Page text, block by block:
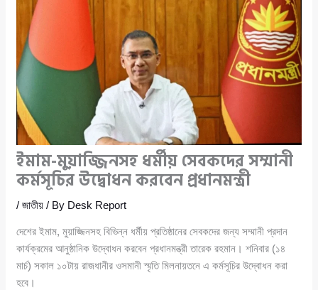
ইমাম-মুয়াজ্জিনসহ ধর্মীয় সেবকদের সম্মানী
কর্মসূচির উদ্বোধন করবেন প্রধানমন্ত্রী
/জাতীয় / By Desk Report
দেশের ইমাম, মুয়াজ্জিনসহ বিভিন্ন ধর্মীয় প্রতিষ্ঠানের সেবকদের জন্য সম্মানী প্রদান
কার্যক্রমের আনুষ্ঠানিক উদ্বোধন করবেন প্রধানমন্ত্রী তারেক রহমান। শনিবার (১৪
মার্চ) সকাল ১০টায় রাজধানীর ওসমানী স্মৃতি মিলনায়তনে এ কর্মসূচির উদ্বোধন করা
হবে।